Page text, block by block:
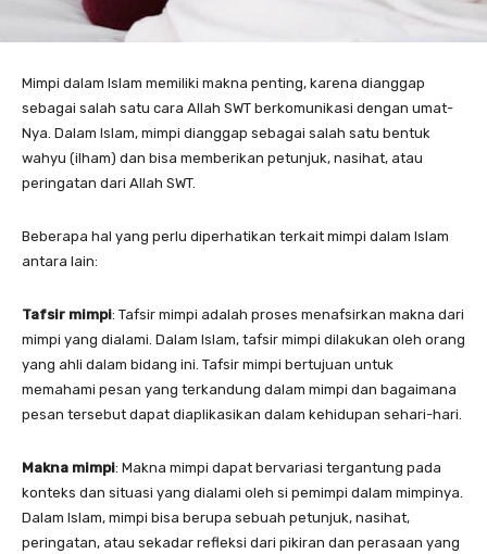
Mimpi dalam Islam memiliki makna penting, karena dianggap
sebagai salah satu cara Allah SWT berkomunikasi dengan umat-
Nya. Dalam Islam, mimpi dianggap sebagai salah satu bentuk
wahyu (ilham) dan bisa memberikan petunjuk, nasihat, atau
peringatan dari Allah SWT.
Beberapa hal yang perlu diperhatikan terkait mimpi dalam Islam
antara lain:
Tafsir mimpi: Tafsir mimpi adalah proses menafsirkan makna dari
mimpi yang dialami. Dalam Islam, tafsir mimpi dilakukan oleh orang
yang ahli dalam bidang ini. Tafsir mimpi bertujuan untuk
memahami pesan yang terkandung dalam mimpi dan bagaimana
pesan tersebut dapat diaplikasikan dalam kehidupan sehari-hari.
Makna mimpi: Makna mimpi dapat bervariasi tergantung pada
konteks dan situasi yang dialami oleh si pemimpi dalam mimpinya.
Dalam Islam, mimpi bisa berupa sebuah petunjuk, nasihat,
peringatan, atau sekadar refleksi dari pikiran dan perasaan yang